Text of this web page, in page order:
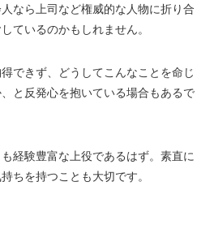
なら上司など権威的な人物に折り合
ているのかもしれません。
できず、どうしてこんなことを命じ
と反発心を抱いている場合もあるで
経験豊富な上役であるはず。素直に
ちを持つことも大切です。